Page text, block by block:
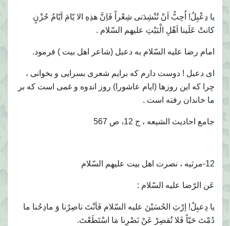
يا دِعْبِلُ! اُحِبُّ اَنْ تُنْشِدَنى شِعْراً فَاِنَّ هذِهِ الا يّامَ اَيّامُ حُزْنٍ
كانتْ عَلَينا اَهْلِ الْبَيْتِ عليهم السّلام .
امام رضا عليه السّلام به دعبل (شاعر اهل بيت ) فرمود.
اى دعبل ! دوست دارم كه برايم شعرى بسرايى و بخوانى ،
چرا كه اين روزها (ايام عاشورا) روز اندوه و غمى است كه بر
ما خاندان رفته است .
جامع احاديث الشيعه ، ج 12، ص 567
12-مرثيه ، نصرت اهل بيت عليهم السّلام
عَن الرّضا عليه السّلام :
يا دِعبِلُ! اِرْثِ الحُسَيْنَ عليه السّلام فَاَنْتَ ناصِرُنا وَ مادِحُنا ما
دُمْتَ حَيّاً فَلا تُقصِرْ عَنْ نَصْرِنا مَا اسْتَطَعْتَ.